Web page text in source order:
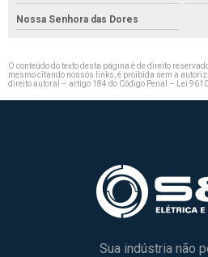
Nossa Senhora das Dores
O conteúdo do texto desta página é de direito
mesmo citando nossos links, é proibida sem a
direito autoral – artigo 184 do Código Penal –
Lei
Sua indústria não